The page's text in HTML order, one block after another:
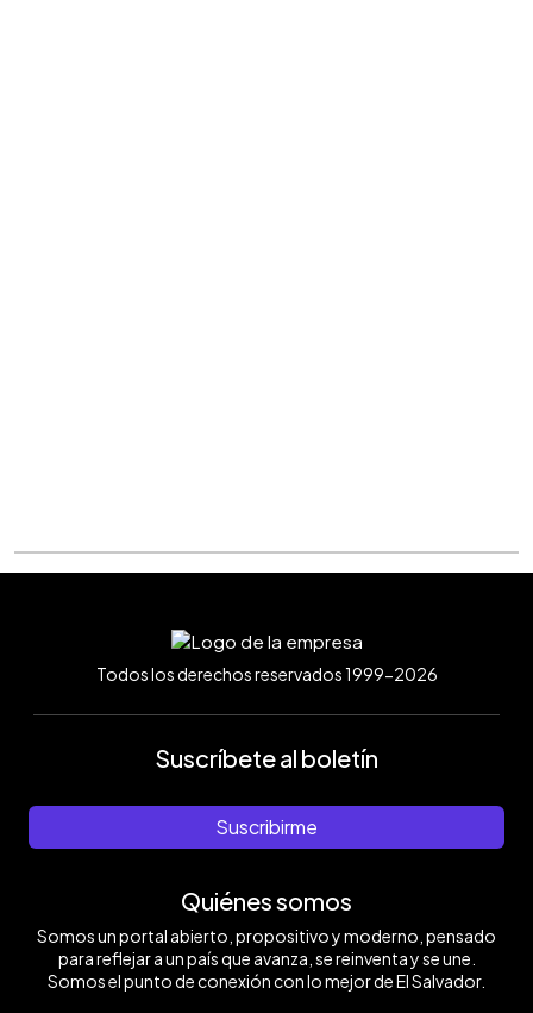
Todos los derechos reservados 1999-2026
Suscríbete al boletín
Suscribirme
Quiénes somos
Somos un portal abierto, propositivo y moderno, pensado
para reflejar a un país que avanza, se reinventa y se une.
Somos el punto de conexión con lo mejor de El Salvador.